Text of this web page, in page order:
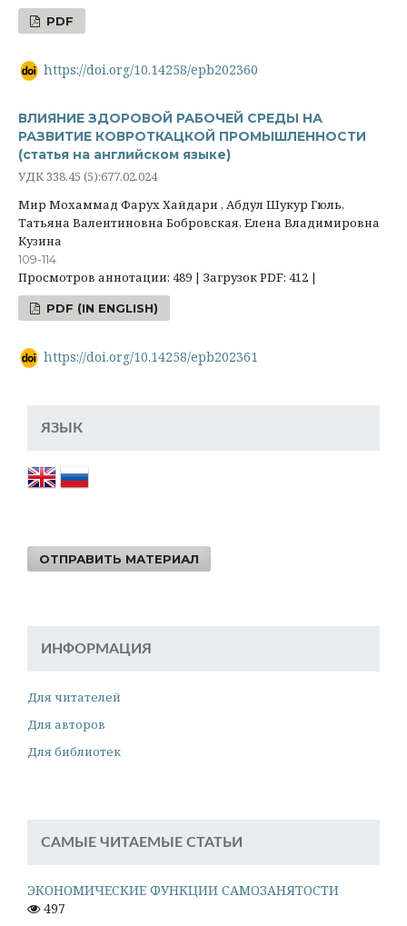
PDF
https://doi.org/10.14258/epb202360
ВЛИЯНИЕ ЗДОРОВОЙ РАБОЧЕЙ СРЕДЫ НА
РАЗВИТИЕ КОВРОТКАЦКОЙ ПРОМЫШЛЕННОСТИ
(статья на английском языке)
УДК 338.45 (5):677.02.024
Мир Мохаммад Фарух Хайдари , Абдул Шукур Гюль,
Татьяна Валентиновна Бобровская, Елена Владимировна
Кузина
109-114
Просмотров аннотации: 489 | Загрузок PDF: 412 |
PDF (IN ENGLISH)
https://doi.org/10.14258/epb202361
ЯЗЫК
ОТПРАВИТЬ МАТЕРИАЛ
ИНФОРМАЦИЯ
Для читателей
Для авторов
Для библиотек
САМЫЕ ЧИТАЕМЫЕ СТАТЬИ
ЭКОНОМИЧЕСКИЕ ФУНКЦИИ САМОЗАНЯТОСТИ
497